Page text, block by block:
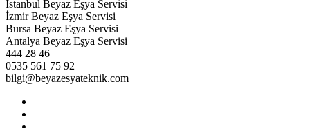
İstanbul Beyaz Eşya Servisi
İzmir Beyaz Eşya Servisi
Bursa Beyaz Eşya Servisi
Antalya Beyaz Eşya Servisi
444 28 46
0535 561 75 92
bilgi@beyazesyateknik.com